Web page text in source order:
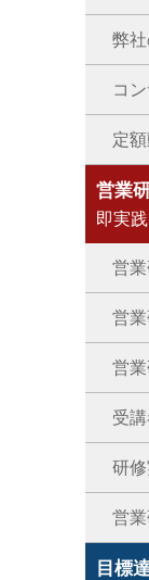
弊
コ
定
営業
即実
営
営
営
受
研
営
目標